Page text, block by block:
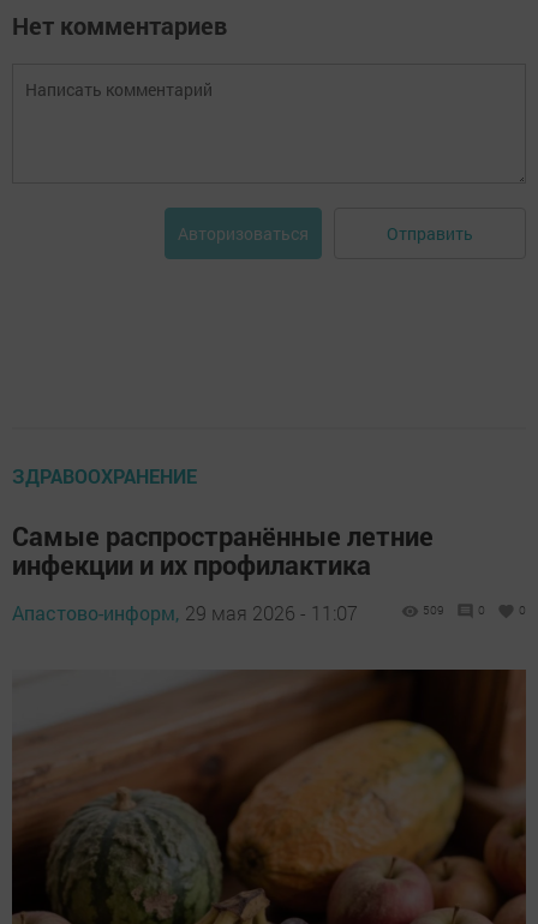
Нет комментариев
Авторизоваться Отправить
ЗДРАВООХРАНЕНИЕ
Самые распространённые летние
инфекции и их профилактика
Апастово-информ, 29 мая 2026 - 11:07 509 0 0